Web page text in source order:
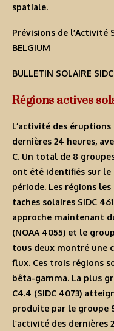
spatiale.
Prévisions de l’Activité
BELGIUM
BULLETIN SOLAIRE
Régions actives
L’activité des
dernières 24 heures,
C. Un total de 8
ont été identifiés sur
période. Les régions
taches solaires SIDC
approche maintenant
(NOAA 4055) et le
tous deux montré une
flux. Ces trois régions
bêta-gamma. La plus
C4.4 (SIDC 4073)
produite par le groupe
l’activité des dernières